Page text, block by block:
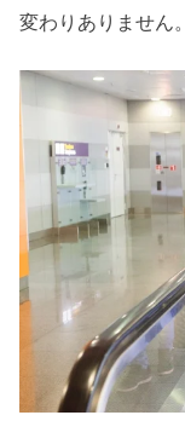
んか？
変わりありません。